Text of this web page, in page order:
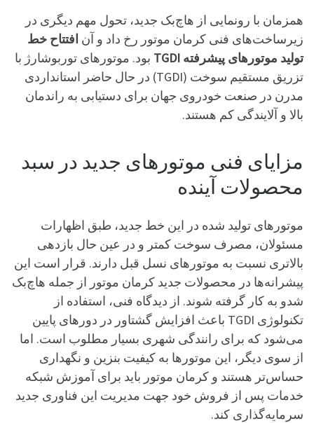
همزمان با رونمایی از هاچ‌بک جدید، تحول مهم دیگری در
زیرساخت‌های فنی کرمان موتور رخ داد و آن افتتاح خط
تولید موتورهای پیشرفته TGDI
بود. موتورهای توربوشارژ با
تزریق مستقیم سوخت (TGDI) در حال حاضر استانداردی
مدرن در صنعت خودروی جهان برای دستیابی به راندمان
بالا و آلایندگی کم هستند.
مزایای فنی موتورهای جدید در سبد
محصولات آینده
موتورهای تولید شده در این خط جدید، طبق اظهارات
مسئولان، مصرف سوخت کمتر و در عین حال بازدهی
بالاتری نسبت به موتورهای نسل قبل دارند. قرار است این
پیشرانه‌ها در محصولات جدید کرمان موتور از جمله هاچ‌بک
شدو به کار گرفته شوند. از دیدگاه فنی، استفاده از
تکنولوژی TGDI باعث افزایش گشتاور در دورهای پایین
می‌شود که برای رانندگی شهری بسیار مطلوب است. اما
از سوی دیگر، این موتورها به کیفیت بنزین و نگهداری
حساس‌تر هستند و کرمان موتور باید برای آموزش شبکه
خدمات پس از فروش خود جهت مدیریت این فناوری جدید
سرمایه‌گذاری کند.